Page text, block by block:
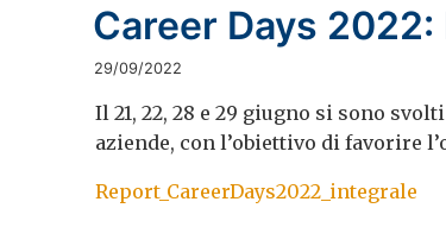
Career Days
29/09/2022
Il 21, 22, 28 e 29 giugno si sono
aziende, con l’obiettivo di favorire
Report_CareerDays2022_integrale